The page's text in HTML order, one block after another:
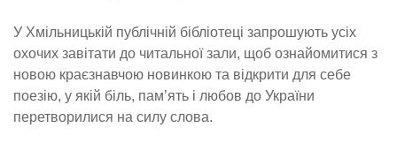
У Хмільницькій публічній бібліотеці запрошують усіх
охочих завітати до читальної зали, щоб ознайомитися з
новою краєзнавчою новинкою та відкрити для себе
поезію, у якій біль, пам’ять і любов до України
перетворилися на силу слова.